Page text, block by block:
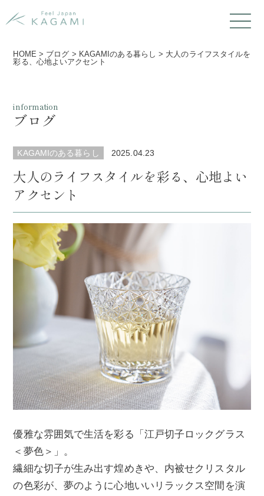
HOME > ブログ > KAGAMIのある暮らし > 大人のライフスタイルを
彩る、心地よいアクセント
information
ブログ
KAGAMIのある暮らし 2025.04.23
大人のライフスタイルを彩る、心地よい
アクセント
優雅な雰囲気で生活を彩る「江戸切子ロックグラス
＜夢色＞」。
繊細な切子が生み出す煌めきや、内被せクリスタル
の色彩が、夢のように心地いいリラックス空間を演